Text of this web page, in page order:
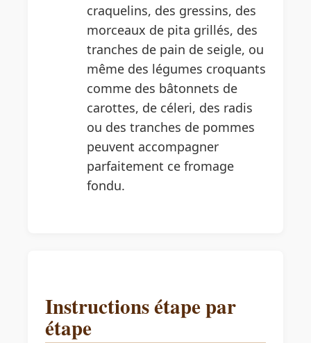
craquelins, des gressins, des
morceaux de pita grillés, des
tranches de pain de seigle, ou
même des légumes croquants
comme des bâtonnets de
carottes, de céleri, des radis
ou des tranches de pommes
peuvent accompagner
parfaitement ce fromage
fondu.
Instructions étape par
étape